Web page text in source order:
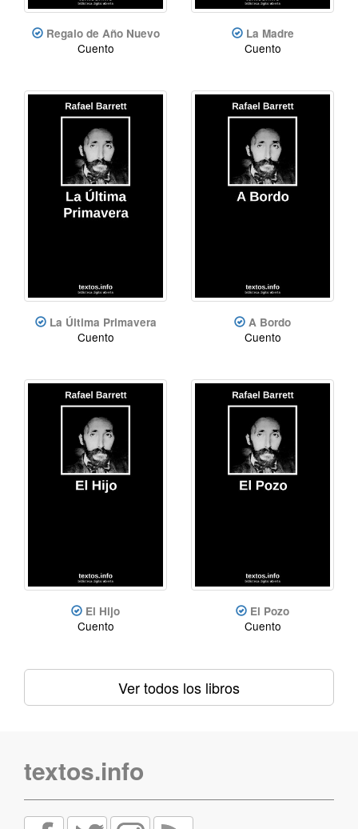
Regalo de Año Nuevo
Cuento
La Madre
Cuento
La Última Primavera
Cuento
A Bordo
Cuento
El Hijo
Cuento
El Pozo
Cuento
Ver todos los libros
textos.info